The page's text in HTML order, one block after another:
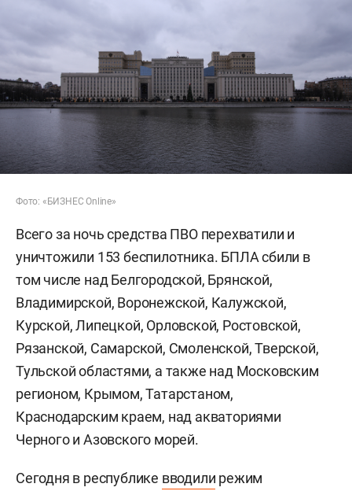
Фото: «БИЗНЕС Online»
Всего за ночь средства ПВО перехватили и
уничтожили 153 беспилотника. БПЛА сбили в
том числе над Белгородской, Брянской,
Владимирской, Воронежской, Калужской,
Курской, Липецкой, Орловской, Ростовской,
Рязанской, Самарской, Смоленской, Тверской,
Тульской областями, а также над Московским
регионом, Крымом, Татарстаном,
Краснодарским краем, над акваториями
Черного и Азовского морей.
Сегодня в республике вводили режим